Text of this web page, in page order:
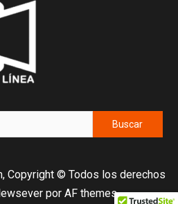
Copyright © Todos los derechos
por AF themes.